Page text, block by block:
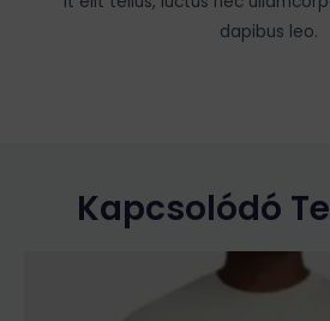
dapibus leo.
Kapcsolódó
Ennek
a